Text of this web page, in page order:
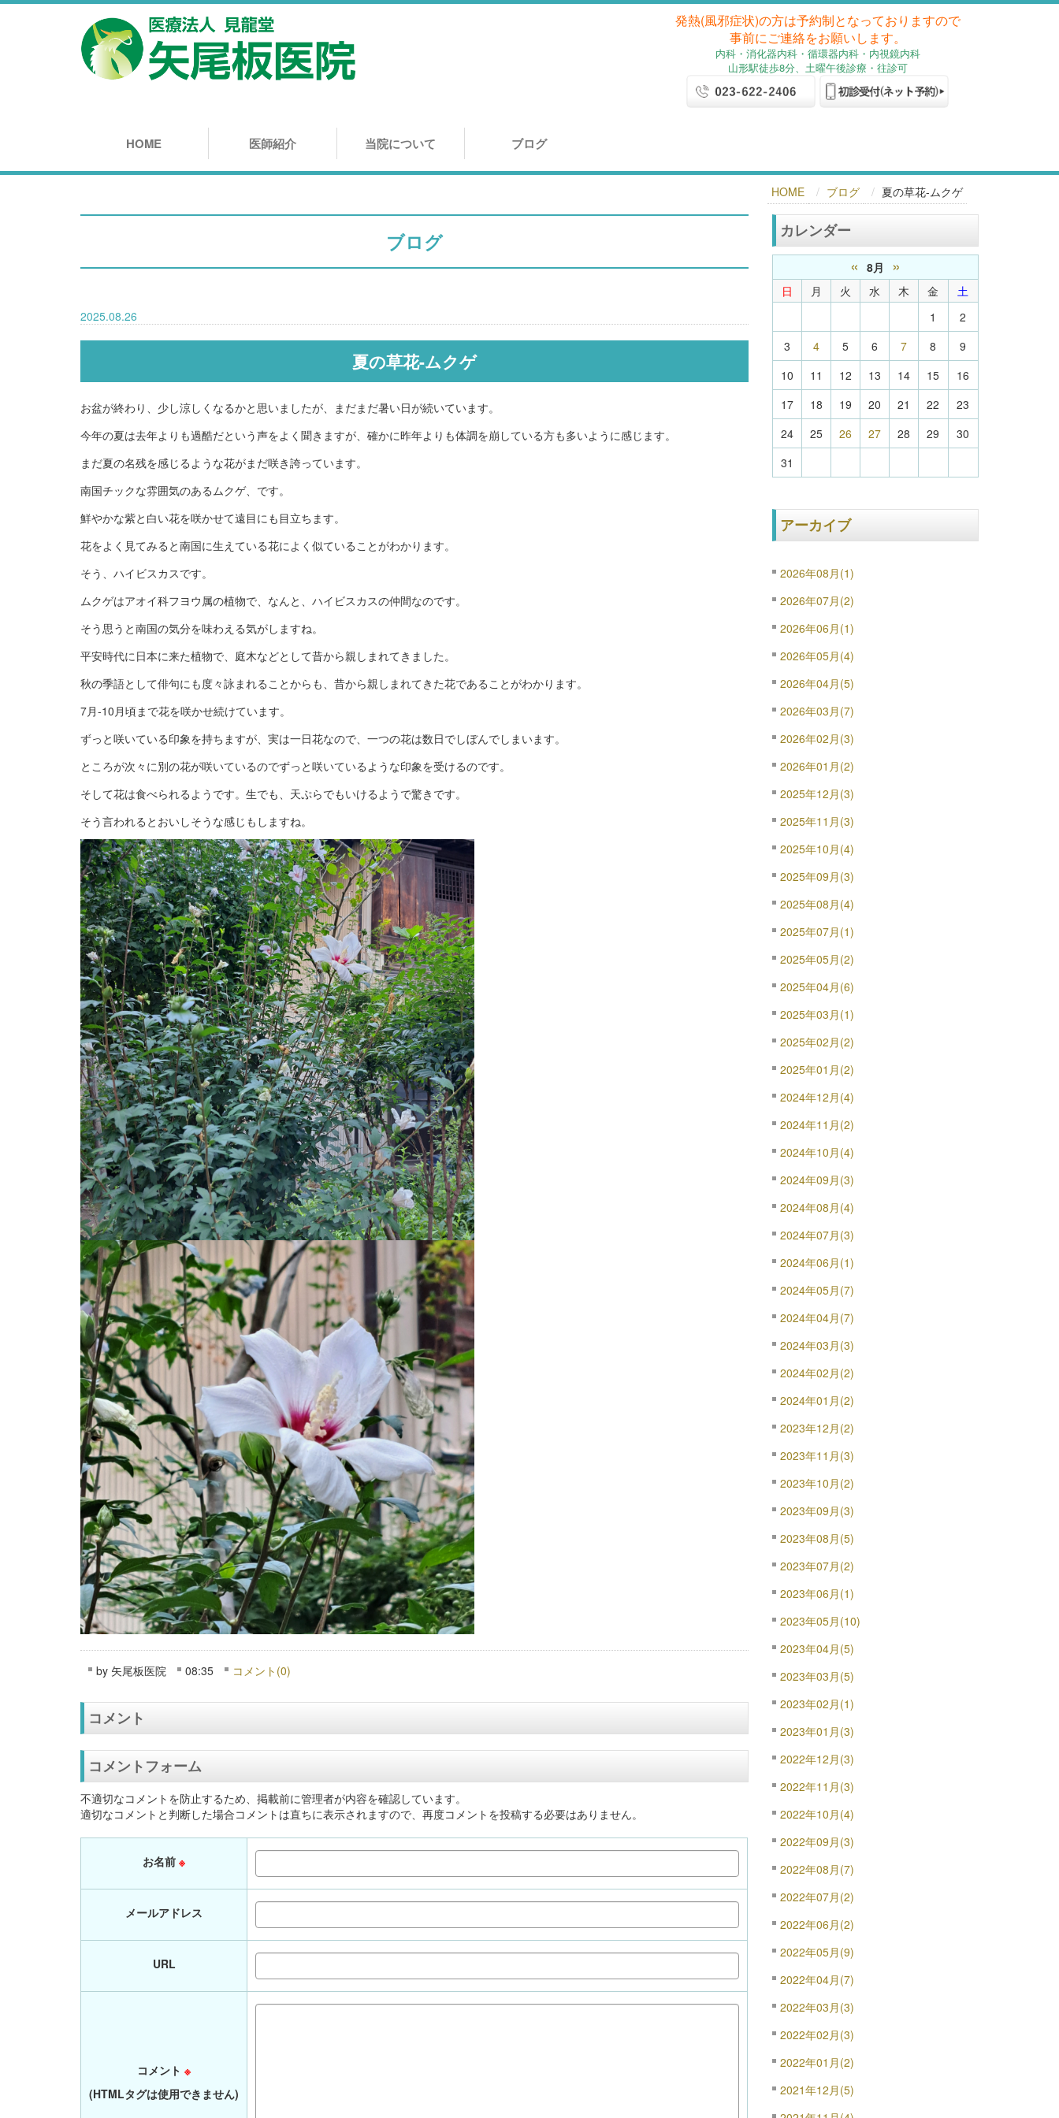
発熱(風邪症状)の方は予約制となっておりますので
事前にご連絡をお願いします。
内科・消化器内科・循環器内科・内視鏡内科
山形駅徒歩8分、土曜午後診療・往診可
HOME 医師紹介 当院について ブログ
HOME ブログ 夏の草花-ムクゲ
ブログ
2025.08.26
夏の草花-ムクゲ
お盆が終わり、少し涼しくなるかと思いましたが、まだまだ暑い日が続いています。
今年の夏は去年よりも過酷だという声をよく聞きますが、確かに昨年よりも体調を崩している方も多いように感じます。
まだ夏の名残を感じるような花がまだ咲き誇っています。
南国チックな雰囲気のあるムクゲ、です。
鮮やかな紫と白い花を咲かせて遠目にも目立ちます。
花をよく見てみると南国に生えている花によく似ていることがわかります。
そう、ハイビスカスです。
ムクゲはアオイ科フヨウ属の植物で、なんと、ハイビスカスの仲間なのです。
そう思うと南国の気分を味わえる気がしますね。
平安時代に日本に来た植物で、庭木などとして昔から親しまれてきました。
秋の季語として俳句にも度々詠まれることからも、昔から親しまれてきた花であることがわかります。
7月-10月頃まで花を咲かせ続けています。
ずっと咲いている印象を持ちますが、実は一日花なので、一つの花は数日でしぼんでしまいます。
ところが次々に別の花が咲いているのでずっと咲いているような印象を受けるのです。
そして花は食べられるようです。生でも、天ぷらでもいけるようで驚きです。
そう言われるとおいしそうな感じもしますね。
by 矢尾板医院 08:35 コメント(0)
コメント
コメントフォーム
不適切なコメントを防止するため、掲載前に管理者が内容を確認しています。
適切なコメントと判断した場合コメントは直ちに表示されますので、再度コメントを投稿する必要はありません。
お名前 ※
メールアドレス
URL
コメント ※
(HTMLタグは使用できません)
カレンダー
« 8月 »
日 月 火 水 木 金
土
1
2
3
4 5 6 7 8
9
10
11 12 13 14 15
16
17
18 19 20 21 22
23
24
25 26 27 28 29
30
31
アーカイブ
2026年08月(1)
2026年07月(2)
2026年06月(1)
2026年05月(4)
2026年04月(5)
2026年03月(7)
2026年02月(3)
2026年01月(2)
2025年12月(3)
2025年11月(3)
2025年10月(4)
2025年09月(3)
2025年08月(4)
2025年07月(1)
2025年05月(2)
2025年04月(6)
2025年03月(1)
2025年02月(2)
2025年01月(2)
2024年12月(4)
2024年11月(2)
2024年10月(4)
2024年09月(3)
2024年08月(4)
2024年07月(3)
2024年06月(1)
2024年05月(7)
2024年04月(7)
2024年03月(3)
2024年02月(2)
2024年01月(2)
2023年12月(2)
2023年11月(3)
2023年10月(2)
2023年09月(3)
2023年08月(5)
2023年07月(2)
2023年06月(1)
2023年05月(10)
2023年04月(5)
2023年03月(5)
2023年02月(1)
2023年01月(3)
2022年12月(3)
2022年11月(3)
2022年10月(4)
2022年09月(3)
2022年08月(7)
2022年07月(2)
2022年06月(2)
2022年05月(9)
2022年04月(7)
2022年03月(3)
2022年02月(3)
2022年01月(2)
2021年12月(5)